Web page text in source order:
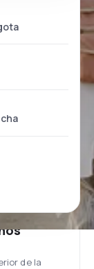
de la